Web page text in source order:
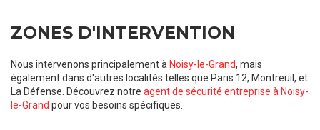
ZONES D'INTERVENTION
Nous intervenons principalement à Noisy-le-Grand, mais
également dans d'autres localités telles que Paris 12, Montreuil, et
La Défense. Découvrez notre agent de sécurité entreprise à Noisy-
le-Grand pour vos besoins spécifiques.